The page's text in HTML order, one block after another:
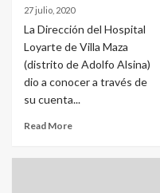
27 julio, 2020
La Dirección del Hospital
Loyarte de Villa Maza
(distrito de Adolfo Alsina)
dio a conocer a través de
su cuenta...
Read More